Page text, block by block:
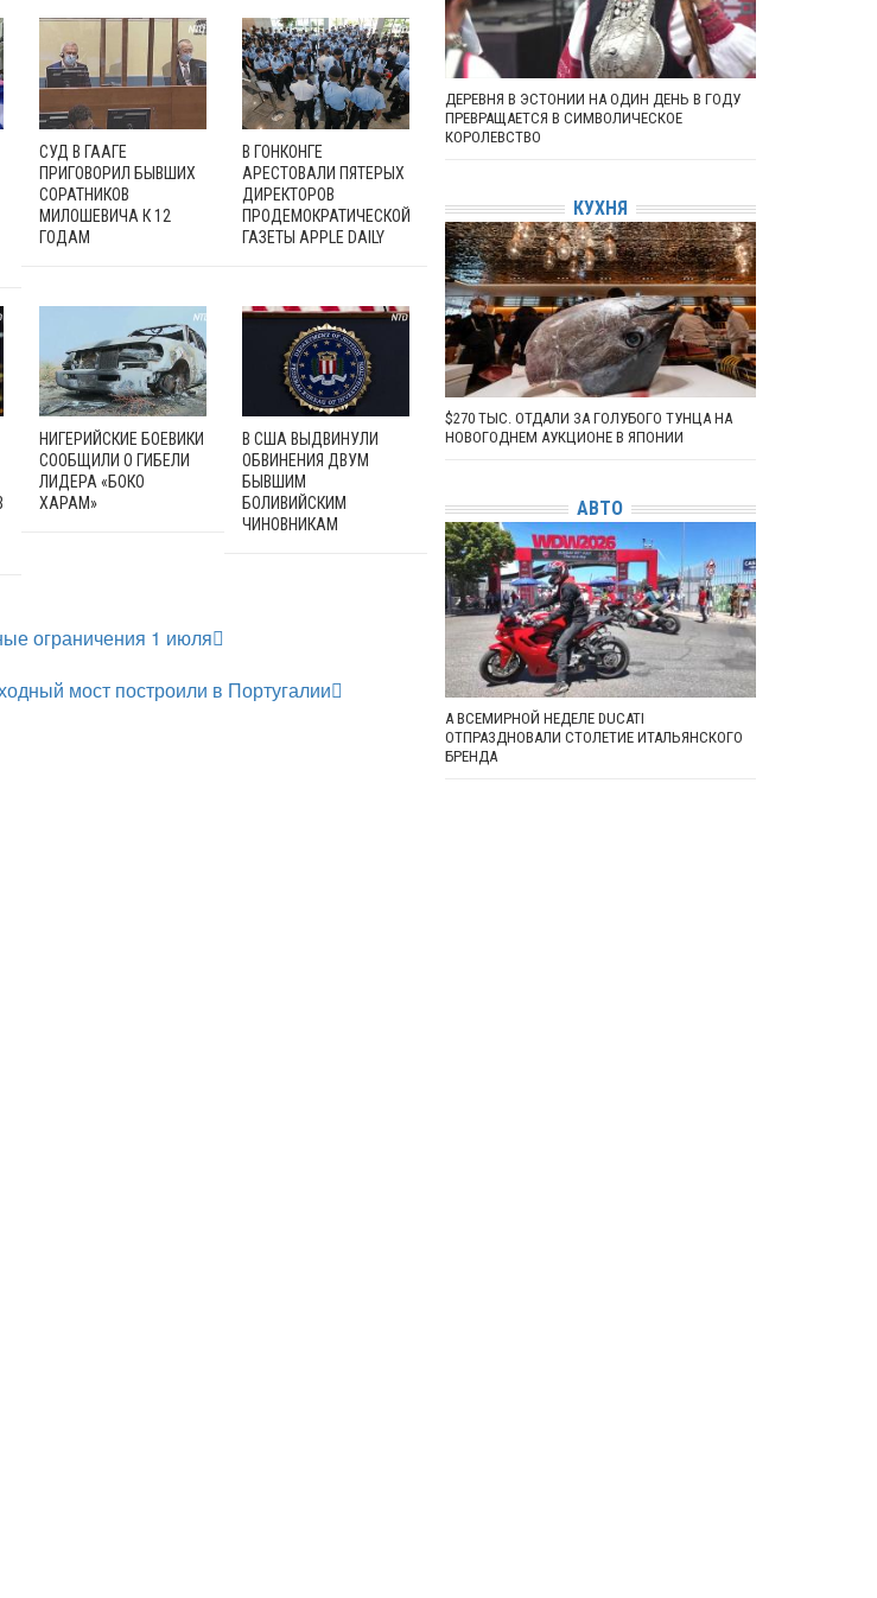
СУД В ГААГЕ
ПРИГОВОРИЛ БЫВШИХ
СОРАТНИКОВ
МИЛОШЕВИЧА К 12
ГОДАМ
В ГОНКОНГЕ
АРЕСТОВАЛИ ПЯТЕРЫХ
ДИРЕКТОРОВ
ПРОДЕМОКРАТИЧЕСКОЙ
ГАЗЕТЫ APPLE DAILY
НИГЕРИЙСКИЕ БОЕВИКИ
СООБЩИЛИ О ГИБЕЛИ
ЛИДЕРА «БОКО
ХАРАМ»
В США ВЫДВИНУЛИ
ОБВИНЕНИЯ ДВУМ
БЫВШИМ
БОЛИВИЙСКИМ
ЧИНОВНИКАМ
ограничения 1 июля
мост построили в Португалии
ДЕРЕВНЯ В ЭСТОНИИ НА ОДИН ДЕНЬ В ГОДУ
ПРЕВРАЩАЕТСЯ В СИМВОЛИЧЕСКОЕ
КОРОЛЕВСТВО
КУХНЯ
$270 ТЫС. ОТДАЛИ ЗА ГОЛУБОГО ТУНЦА НА
НОВОГОДНЕМ АУКЦИОНЕ В ЯПОНИИ
АВТО
А ВСЕМИРНОЙ НЕДЕЛЕ DUCATI
ОТПРАЗДНОВАЛИ СТОЛЕТИЕ ИТАЛЬЯНСКОГО
БРЕНДА